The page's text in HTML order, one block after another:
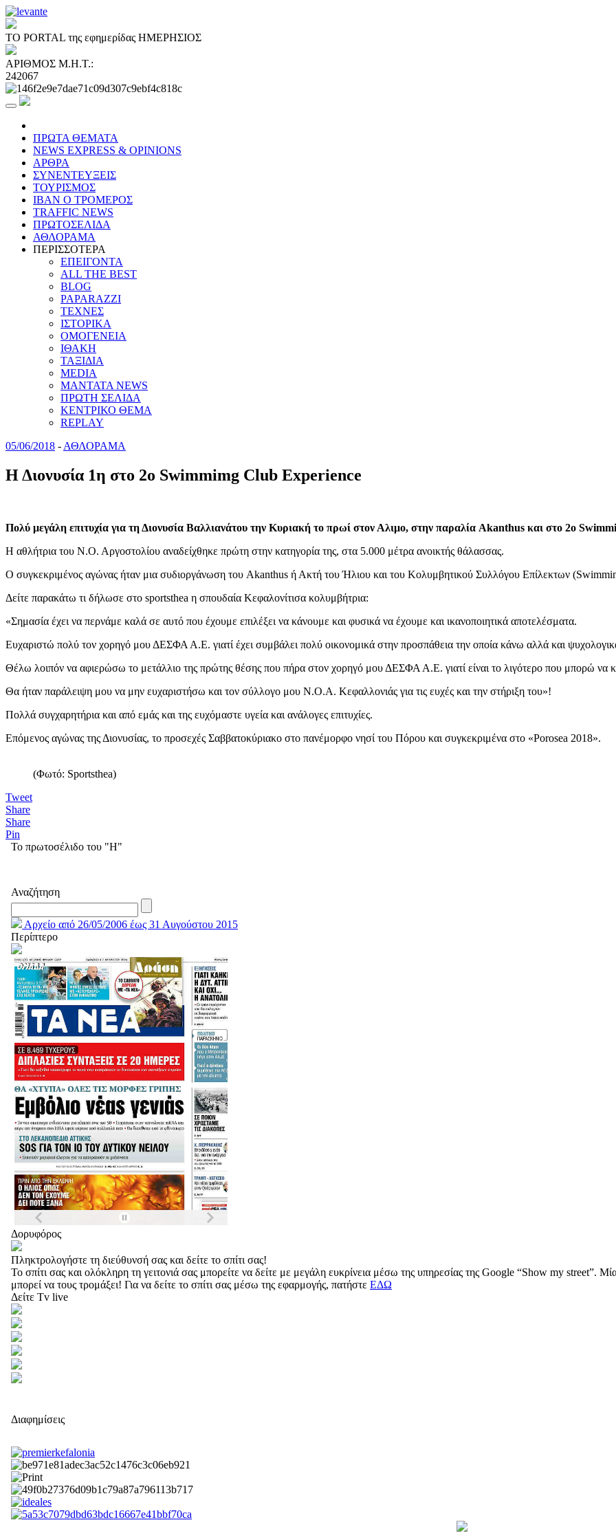
ΤΟ PORTAL της εφημερίδας ΗΜΕΡΗΣΙΟΣ
ΑΡΙΘΜΟΣ Μ.Η.Τ.:
242067
ΠΡΩΤΑ ΘΕΜΑΤΑ
NEWS EXPRESS & OPINIONS
ΑΡΘΡΑ
ΣΥΝΕΝΤΕΥΞΕΙΣ
ΤΟΥΡΙΣΜΟΣ
ΙΒΑΝ Ο ΤΡΟΜΕΡΟΣ
TRAFFIC NEWS
ΠΡΩΤΟΣΕΛΙΔΑ
ΑΘΛΟΡΑΜΑ
ΠΕΡΙΣΣΟΤΕΡΑ
ΕΠΕΙΓΟΝΤΑ
ALL THE BEST
BLOG
PAPARAZZI
ΤΕΧΝΕΣ
ΙΣΤΟΡΙΚΑ
ΟΜΟΓΕΝΕΙΑ
ΙΘΑΚΗ
ΤΑΞΙΔΙΑ
MEDIA
MANTATA NEWS
ΠΡΩΤΗ ΣΕΛΙΔΑ
ΚΕΝΤΡΙΚΟ ΘΕΜΑ
REPLAY
05/06/2018 - ΑΘΛΟΡΑΜΑ
Η Διονυσία 1η στο 2ο Swimmimg Club Experience
Πολύ μεγάλη επιτυχία για τη Διονυσία Βαλλιανάτου την Κυριακή το πρωί στον Αλιμο, στην παραλία Akanthus και στο 2ο
Η αθλήτρια του Ν.Ο. Αργοστολίου αναδείχθηκε πρώτη στην κατηγορία της, στα 5.000 μέτρα ανοικτής θάλασσας.
Ο συγκεκριμένος αγώνας ήταν μια συδιοργάνωση του Akanthus ή Ακτή του Ήλιου και του Κολυμβητικού Συλλόγου Επίλεκτων
Δείτε παρακάτω τι δήλωσε στο sportsthea η σπουδαία Κεφαλονίτισα κολυμβήτρια:
«Σημασία έχει να περνάμε καλά σε αυτό που έχουμε επιλέξει να κάνουμε και φυσικά να έχουμε και ικανοποιητικά αποτελέσματα.
Ευχαριστώ πολύ τον χορηγό μου ΔΕΣΦΑ Α.Ε. γιατί έχει συμβάλει πολύ οικονομικά στην προσπάθεια την οποία κάνω αλλά και
Θέλω λοιπόν να αφιερώσω το μετάλλιο της πρώτης θέσης που πήρα στον χορηγό μου ΔΕΣΦΑ Α.Ε. γιατί είναι το λιγότερο που μπορώ να
Θα ήταν παράλειψη μου να μην ευχαριστήσω και τον σύλλογο μου Ν.Ο.Α. Κεφαλλονιάς για τις ευχές και την στήριξη του»!
Πολλά συγχαρητήρια και από εμάς και της ευχόμαστε υγεία και ανάλογες επιτυχίες.
Επόμενος αγώνας της Διονυσίας, το προσεχές Σαββατοκύριακο στο πανέμορφο νησί του Πόρου και συγκεκριμένα στο «Porosea 2018».
(Φωτό: Sportsthea)
Tweet
Share
Share
Pin
Το πρωτοσέλιδο του "Η"
Αναζήτηση
Αρχείο από 26/05/2006 έως 31 Αυγούστου 2015
Περίπτερο
Δορυφόρος
Πληκτρολογήστε τη διεύθυνσή σας και δείτε το σπίτι σας!
Το σπίτι σας και ολόκληρη τη γειτονιά σας μπορείτε να δείτε με μεγάλη ευκρίνεια μέσω της υπηρεσίας της Google “Show my street”.
μπορεί να τους τρομάξει! Για να δείτε το σπίτι σας μέσω της εφαρμογής, πατήστε ΕΔΩ
Δείτε Tv live
Διαφημίσεις